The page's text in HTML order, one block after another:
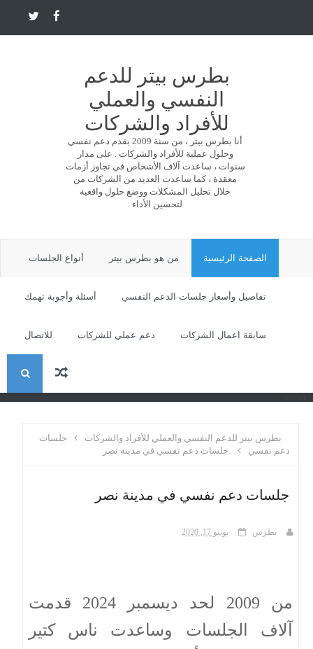
بطرس بيتر للدعم
النفسي والعملي
للأفراد والشركات
أنا بطرس بيتر ، من سنة 2009 بقدم دعم نفسي
وحلول عملية للأفراد والشركات . على مدار
سنوات ، ساعدت آلاف الأشخاص في تجاوز أزمات
معقدة ، كما ساعدت العديد من الشركات من
خلال تحليل المشكلات ووضع حلول واقعية
لتحسين الأداء .
الصفحة الرئيسية من هو بطرس بيتر أنواع الجلسات
تفاصيل وأسعار جلسات الدعم النفسي أسئلة وأجوبة تهمك
سابقة اعمال الشركات دعم عملي للشركات للاتصال
ا
بطرس بيتر للدعم النفسي والعملي للأفراد والشركات
جلسات
دعم نفسي
جلسات دعم نفسي في مدينة نصر
جلسات دعم نفسي في مدينة نصر
بطرس يونيو 17, 2020
من 2009 لحد ديسمبر 2024 قدمت
آلاف الجلسات وساعدت ناس كتير